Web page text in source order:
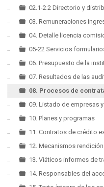
02.1-2.2 Directorio y
03. Remuneraciones
04. Detalle licencia
05-22 Servicios
06. Presupuesto de la
07. Resultados de las
08. Procesos de
09. Listado de empresas
10. Planes y programas
11. Contratos de crédito
12. Mecanismos
13. Viáticos informes de
14. Responsables del